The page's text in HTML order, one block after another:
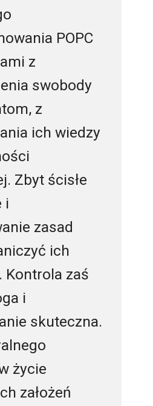
POPC
z
swobody
z
ich wiedzy
Zbyt ścisłe
i
zasad
ich
Kontrola zaś
i
skuteczna.
życie
założeń